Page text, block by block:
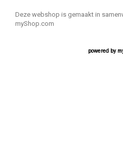
Deze webshop is gemaakt in
myShop.com
powered by